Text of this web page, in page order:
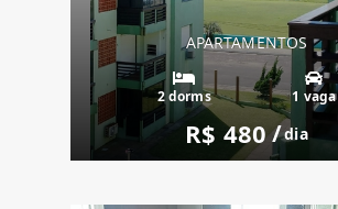
APARTAMENTOS
2 dorms 1 vaga
R$ 480/dia